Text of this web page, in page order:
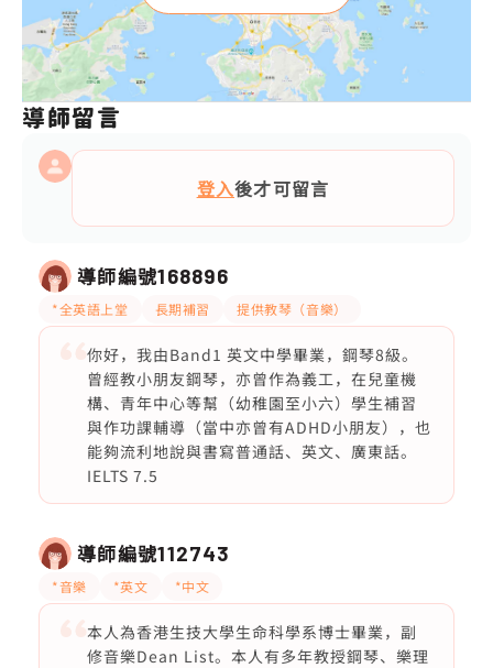
導師留言
登入後才可留言
導師編號168896
*全英語上堂 長期補習 提供教琴（音樂）
你好，我由Band1 英文中學畢業，鋼琴8級。
曾經教小朋友鋼琴，亦曾作為義工，在兒童機
構、青年中心等幫（幼稚園至小六）學生補習
與作功課輔導（當中亦曾有ADHD小朋友），也
能夠流利地說與書寫普通話、英文、廣東話。
IELTS 7.5
導師編號112743
*音樂 *英文 *中文
本人為香港生技大學生命科學系博士畢業，副
修音樂Dean List。本人有多年教授鋼琴、樂理